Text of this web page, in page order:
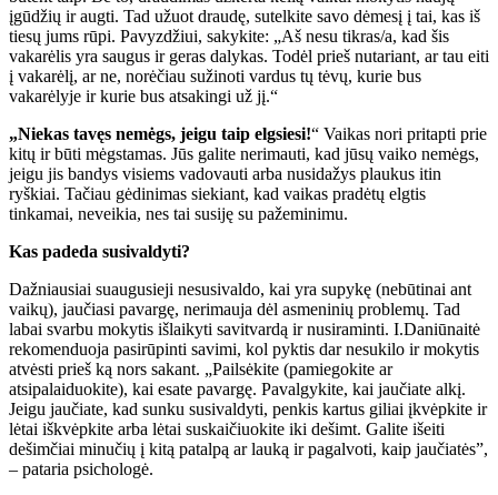
įgūdžių ir augti. Tad užuot draudę, sutelkite savo dėmesį į tai, kas iš
tiesų jums rūpi. Pavyzdžiui, sakykite: „Aš nesu tikras/a, kad šis
vakarėlis yra saugus ir geras dalykas. Todėl prieš nutariant, ar tau eiti
į vakarėlį, ar ne, norėčiau sužinoti vardus tų tėvų, kurie bus
vakarėlyje ir kurie bus atsakingi už jį.“
„Niekas tavęs nemėgs, jeigu taip elgsiesi!“ Vaikas nori pritapti prie
kitų ir būti mėgstamas. Jūs galite nerimauti, kad jūsų vaiko nemėgs,
jeigu jis bandys visiems vadovauti arba nusidažys plaukus itin
ryškiai. Tačiau gėdinimas siekiant, kad vaikas pradėtų elgtis
tinkamai, neveikia, nes tai susiję su pažeminimu.
Kas padeda susivaldyti?
Dažniausiai suaugusieji nesusivaldo, kai yra supykę (nebūtinai ant
vaikų), jaučiasi pavargę, nerimauja dėl asmeninių problemų. Tad
labai svarbu mokytis išlaikyti savitvardą ir nusiraminti. I.Daniūnaitė
rekomenduoja pasirūpinti savimi, kol pyktis dar nesukilo ir mokytis
atvėsti prieš ką nors sakant. „Pailsėkite (pamiegokite ar
atsipalaiduokite), kai esate pavargę. Pavalgykite, kai jaučiate alkį.
Jeigu jaučiate, kad sunku susivaldyti, penkis kartus giliai įkvėpkite ir
lėtai iškvėpkite arba lėtai suskaičiuokite iki dešimt. Galite išeiti
dešimčiai minučių į kitą patalpą ar lauką ir pagalvoti, kaip jaučiatės”,
– pataria psichologė.